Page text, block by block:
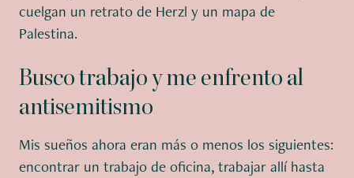
cuelgan un retrato de Herzl y un mapa de
Palestina.
Busco trabajo y me enfrento al
antisemitismo
Mis sueños ahora eran más o menos los siguientes:
encontrar un trabajo de oficina, trabajar allí hasta